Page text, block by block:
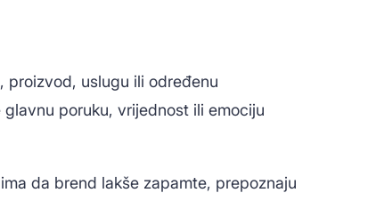
proizvod, uslugu ili određenu
poruku, vrijednost ili emociju
da brend lakše zapamte, prepoznaju